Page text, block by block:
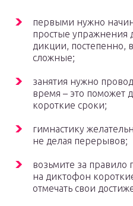
первыми нужно
простые упражнения
дикции, постепенно,
сложные;
занятия нужно
время – это поможет
короткие сроки;
гимнастику
не делая перерывов;
возьмите за правило
на диктофон
отмечать свои